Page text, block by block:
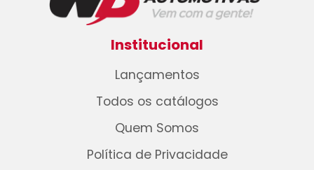
Institucional
Lançamentos
Todos os catálogos
Quem Somos
Política de Privacidade